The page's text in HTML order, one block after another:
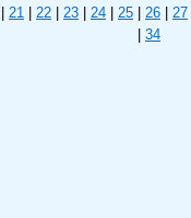
21 22 23 24 25 26 27
34